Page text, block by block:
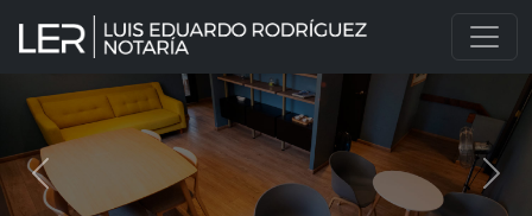
Previous Next